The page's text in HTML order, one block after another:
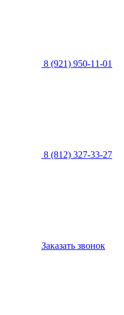
8 (921) 950-11-01
8 (812) 327-33-27
Заказать звонок